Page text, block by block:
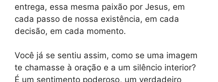
entrega, essa mesma paixão por Jesus, em
cada passo de nossa existência, em cada
decisão, em cada momento.
Você já se sentiu assim, como se uma imagem
te chamasse à oração e a um silêncio interior?
É um sentimento poderoso, um verdadeiro